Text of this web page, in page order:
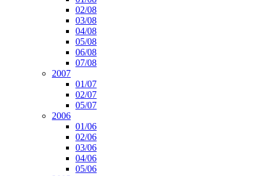
02/08
03/08
04/08
05/08
06/08
07/08
2007
01/07
02/07
05/07
2006
01/06
02/06
03/06
04/06
05/06